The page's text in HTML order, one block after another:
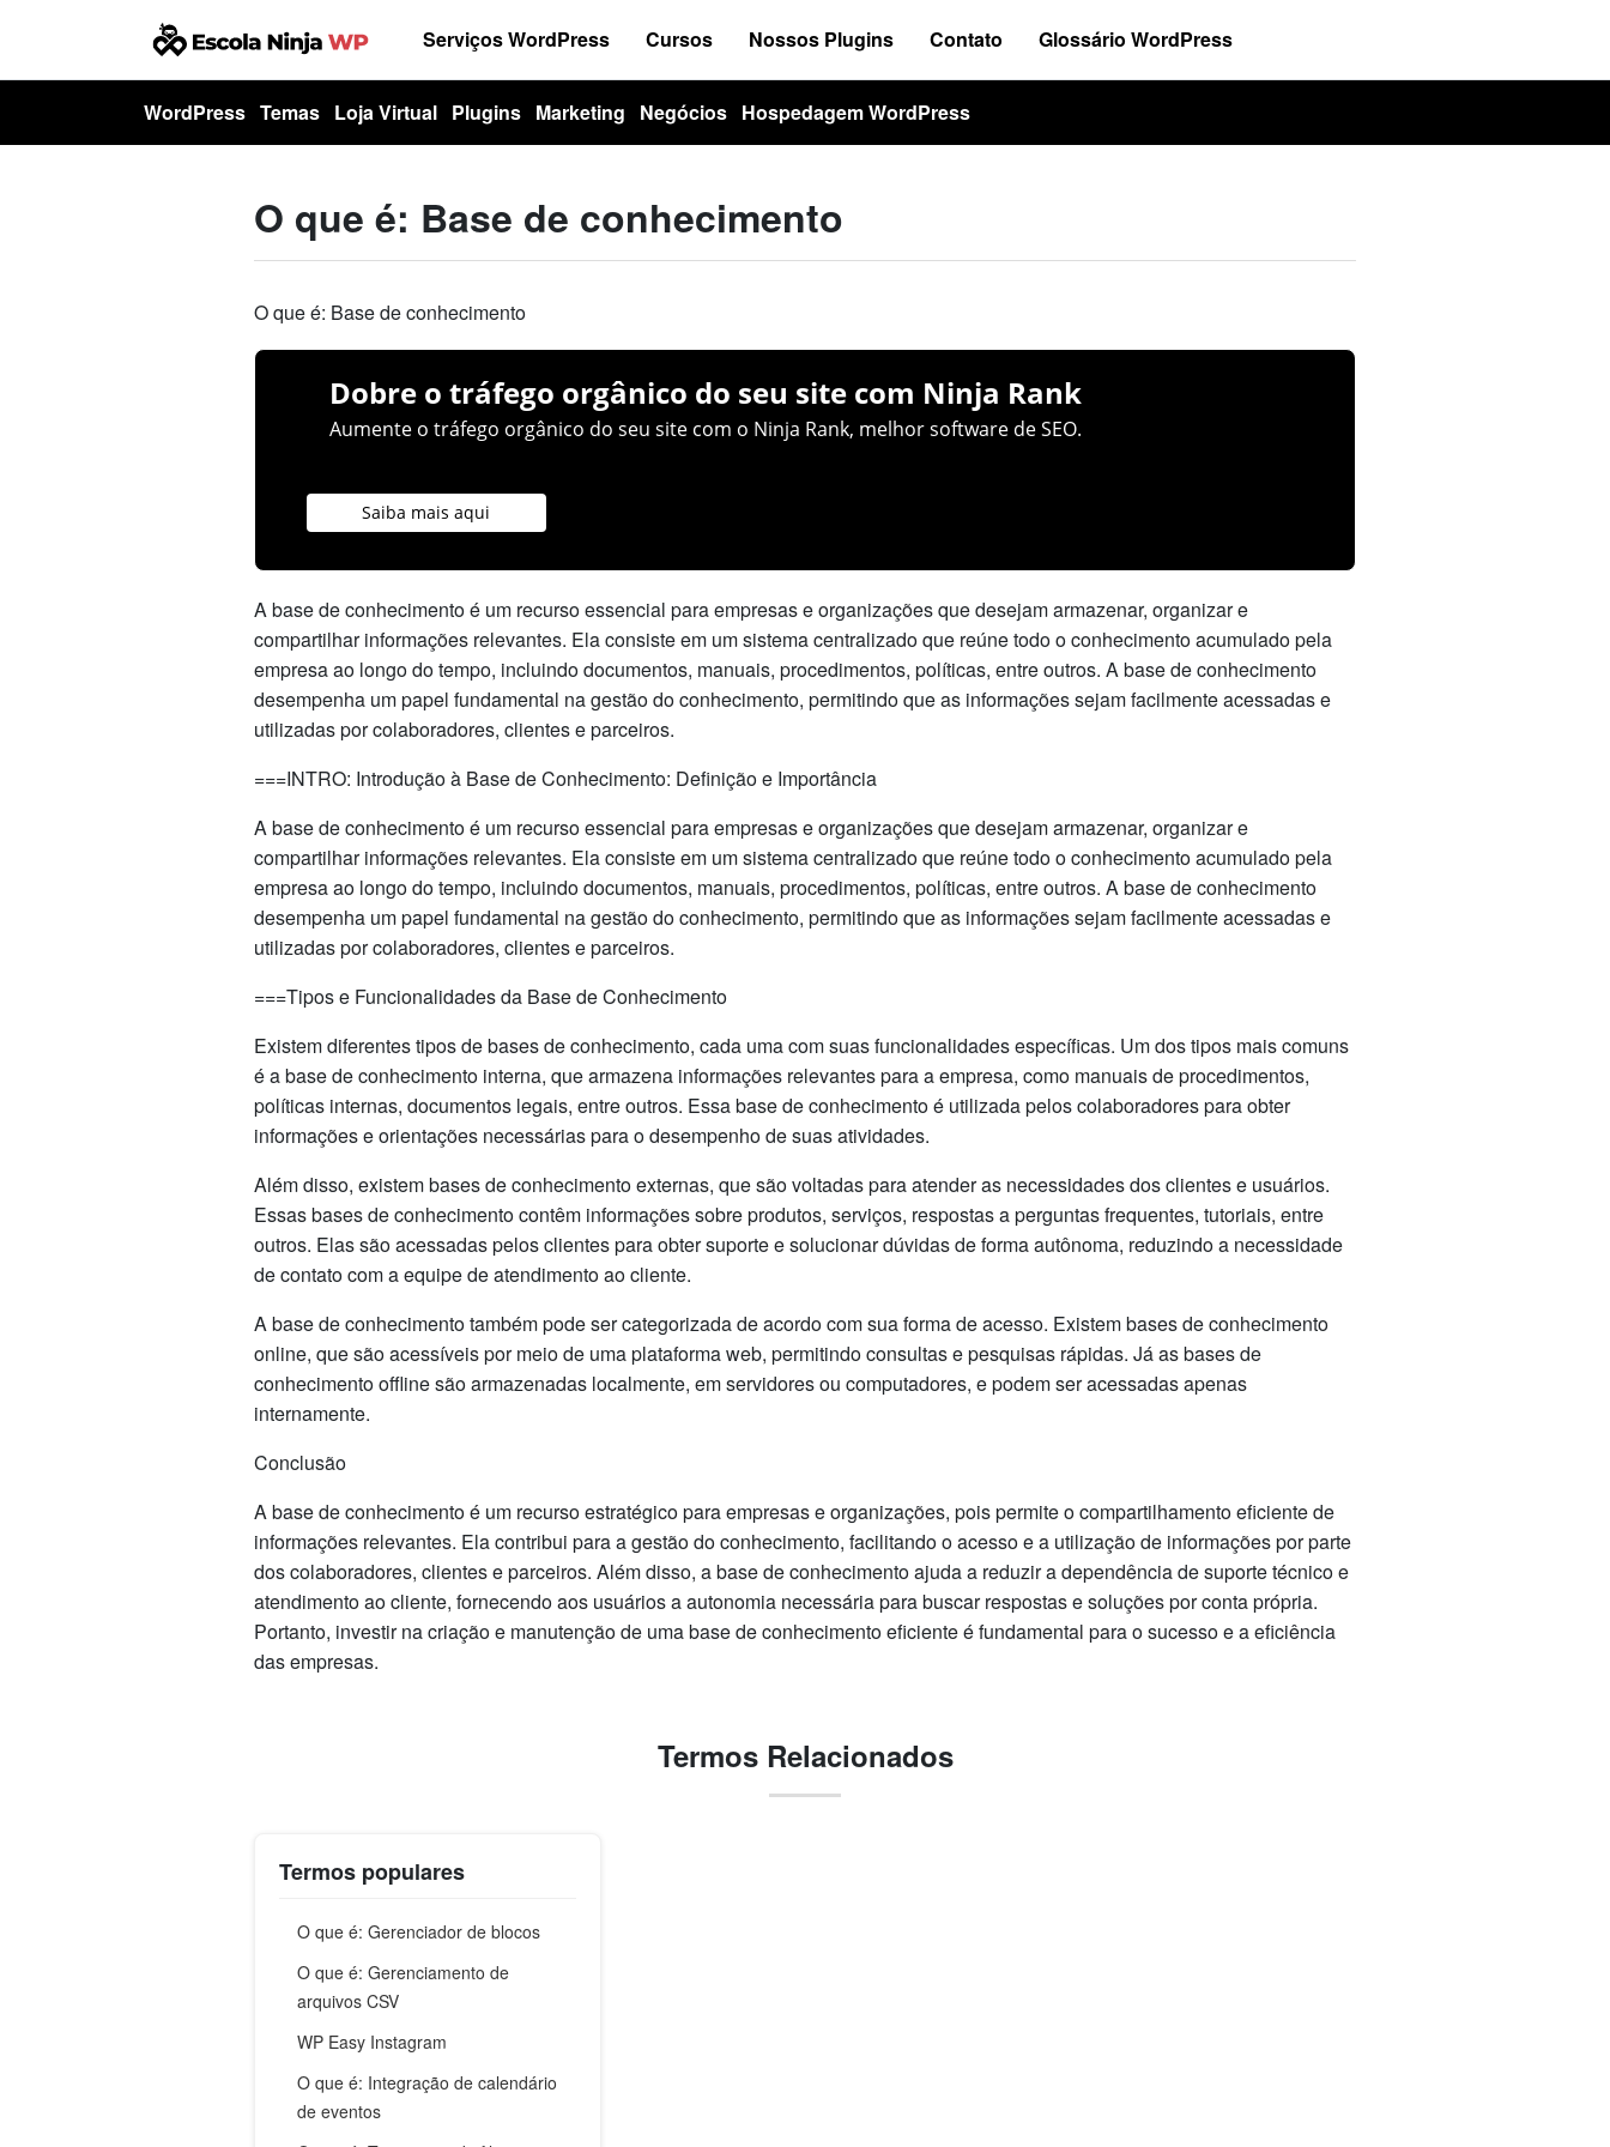
Serviços WordPress Cursos Nossos Plugins Contato Glossário WordPress
WordPress Temas Loja Virtual Plugins Marketing Negócios Hospedagem WordPress
O que é: Base de conhecimento
O que é: Base de conhecimento
Dobre o tráfego orgânico do seu site com Ninja Rank
Aumente o tráfego orgânico do seu site com o Ninja Rank, melhor software de SEO.
Saiba mais aqui
A base de conhecimento é um recurso essencial para empresas e organizações que desejam armazenar, organizar e
compartilhar informações relevantes. Ela consiste em um sistema centralizado que reúne todo o conhecimento acumulado pela
empresa ao longo do tempo, incluindo documentos, manuais, procedimentos, políticas, entre outros. A base de conhecimento
desempenha um papel fundamental na gestão do conhecimento, permitindo que as informações sejam facilmente acessadas e
utilizadas por colaboradores, clientes e parceiros.
===INTRO: Introdução à Base de Conhecimento: Definição e Importância
A base de conhecimento é um recurso essencial para empresas e organizações que desejam armazenar, organizar e
compartilhar informações relevantes. Ela consiste em um sistema centralizado que reúne todo o conhecimento acumulado pela
empresa ao longo do tempo, incluindo documentos, manuais, procedimentos, políticas, entre outros. A base de conhecimento
desempenha um papel fundamental na gestão do conhecimento, permitindo que as informações sejam facilmente acessadas e
utilizadas por colaboradores, clientes e parceiros.
===Tipos e Funcionalidades da Base de Conhecimento
Existem diferentes tipos de bases de conhecimento, cada uma com suas funcionalidades específicas. Um dos tipos mais comuns
é a base de conhecimento interna, que armazena informações relevantes para a empresa, como manuais de procedimentos,
políticas internas, documentos legais, entre outros. Essa base de conhecimento é utilizada pelos colaboradores para obter
informações e orientações necessárias para o desempenho de suas atividades.
Além disso, existem bases de conhecimento externas, que são voltadas para atender as necessidades dos clientes e usuários.
Essas bases de conhecimento contêm informações sobre produtos, serviços, respostas a perguntas frequentes, tutoriais, entre
outros. Elas são acessadas pelos clientes para obter suporte e solucionar dúvidas de forma autônoma, reduzindo a necessidade
de contato com a equipe de atendimento ao cliente.
A base de conhecimento também pode ser categorizada de acordo com sua forma de acesso. Existem bases de conhecimento
online, que são acessíveis por meio de uma plataforma web, permitindo consultas e pesquisas rápidas. Já as bases de
conhecimento offline são armazenadas localmente, em servidores ou computadores, e podem ser acessadas apenas
internamente.
Conclusão
A base de conhecimento é um recurso estratégico para empresas e organizações, pois permite o compartilhamento eficiente de
informações relevantes. Ela contribui para a gestão do conhecimento, facilitando o acesso e a utilização de informações por parte
dos colaboradores, clientes e parceiros. Além disso, a base de conhecimento ajuda a reduzir a dependência de suporte técnico e
atendimento ao cliente, fornecendo aos usuários a autonomia necessária para buscar respostas e soluções por conta própria.
Portanto, investir na criação e manutenção de uma base de conhecimento eficiente é fundamental para o sucesso e a eficiência
das empresas.
Termos Relacionados
Termos populares
O que é: Gerenciador de blocos
O que é: Gerenciamento de
arquivos CSV
WP Easy Instagram
O que é: Integração de calendário
de eventos